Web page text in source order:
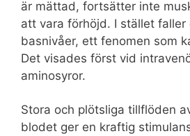
är mättad, fortsätter inte
att vara förhöjd. I stället
basnivåer, ett fenomen som
Det visades först vid
aminosyror.
Stora och plötsliga tillflöden
blodet ger en kraftig